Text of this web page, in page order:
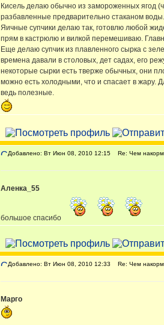
Кисель делаю обычно из замороженных ягод
разбавленные предварительно стаканом воды.
Яичные супчики делаю так, готовлю любой
прям в кастрюлю и вилкой перемешиваю.
Еще делаю супчик из плавленного сырка с
времена давали в столовых, дет садах, его
некоторые сырки есть тверже обычных, они
можно есть холодными, что и спасает в жару.
ведь полезные.
Добавлено: Вт Июн 08, 2010 12:15 Re: Чем
Аленка_55
большое спасибо
Добавлено: Вт Июн 08, 2010 12:33 Re: Чем
Марго